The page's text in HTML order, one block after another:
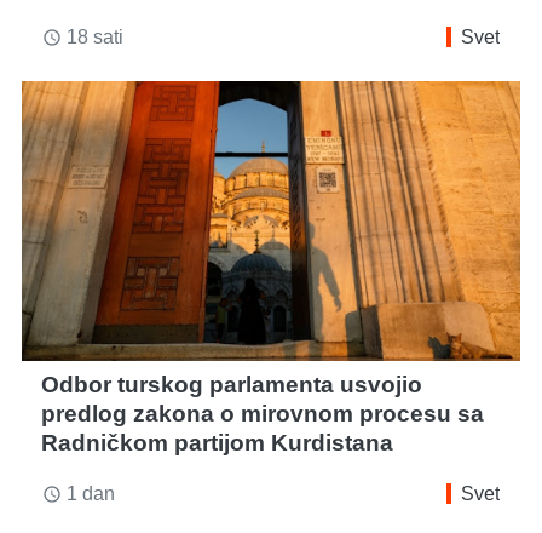
access_time 18 sati Svet
Odbor turskog parlamenta usvojio
predlog zakona o mirovnom procesu sa
Radničkom partijom Kurdistana
access_time 1 dan Svet